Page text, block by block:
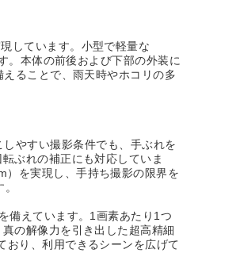
しています。小型で軽量な
。本体の前後および下部の外装に
ることで、雨天時やホコリの多
やすい撮影条件でも、手ぶれを
ぶれの補正にも対応していま
を実現し、手持ち撮影の限界を
備えています。1画素あたり1つ
の解像力を引き出した超高精細
り、利用できるシーンを広げて